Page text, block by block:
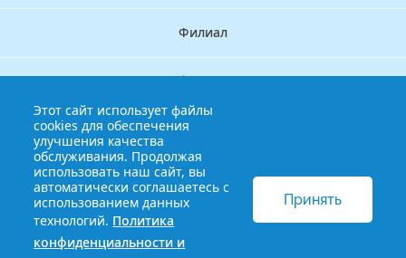
Филиал
Дополнительное профессиональное образование
Аккредитационно — симуляционный центр
Бережливый колледж
© 2013-2021 Краснодарский краевой базовый медицинский
Политика конфиденциальности и обработки
Этот сайт использует файлы
cookies для обеспечения
улучшения качества
обслуживания. Продолжая
использовать наш сайт, вы
автоматически соглашаетесь с
использованием данных
технологий. Политика
конфиденциальности и
Принять